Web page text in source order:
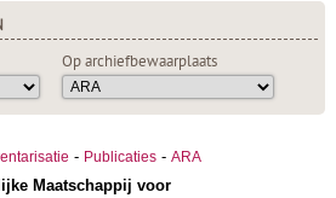
Op archiefbewaarplaats
- Publicaties- ARA
Maatschappij voor